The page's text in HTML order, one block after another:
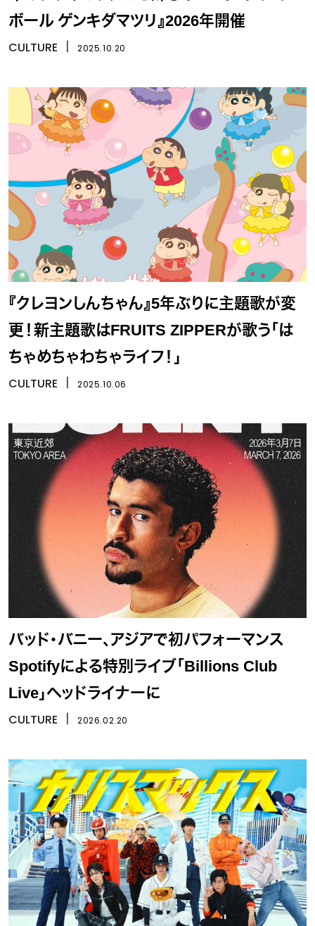
ボール ゲンキダマツリ』2026年開催
CULTURE 2025.10.20
『クレヨンしんちゃん』5年ぶりに主題歌が変
更！新主題歌はFRUITS ZIPPERが歌う「は
ちゃめちゃわちゃライフ！」
CULTURE 2025.10.06
バッド・バニー、アジアで初パフォーマンス
Spotifyによる特別ライブ「Billions Club
Live」ヘッドライナーに
CULTURE 2026.02.20